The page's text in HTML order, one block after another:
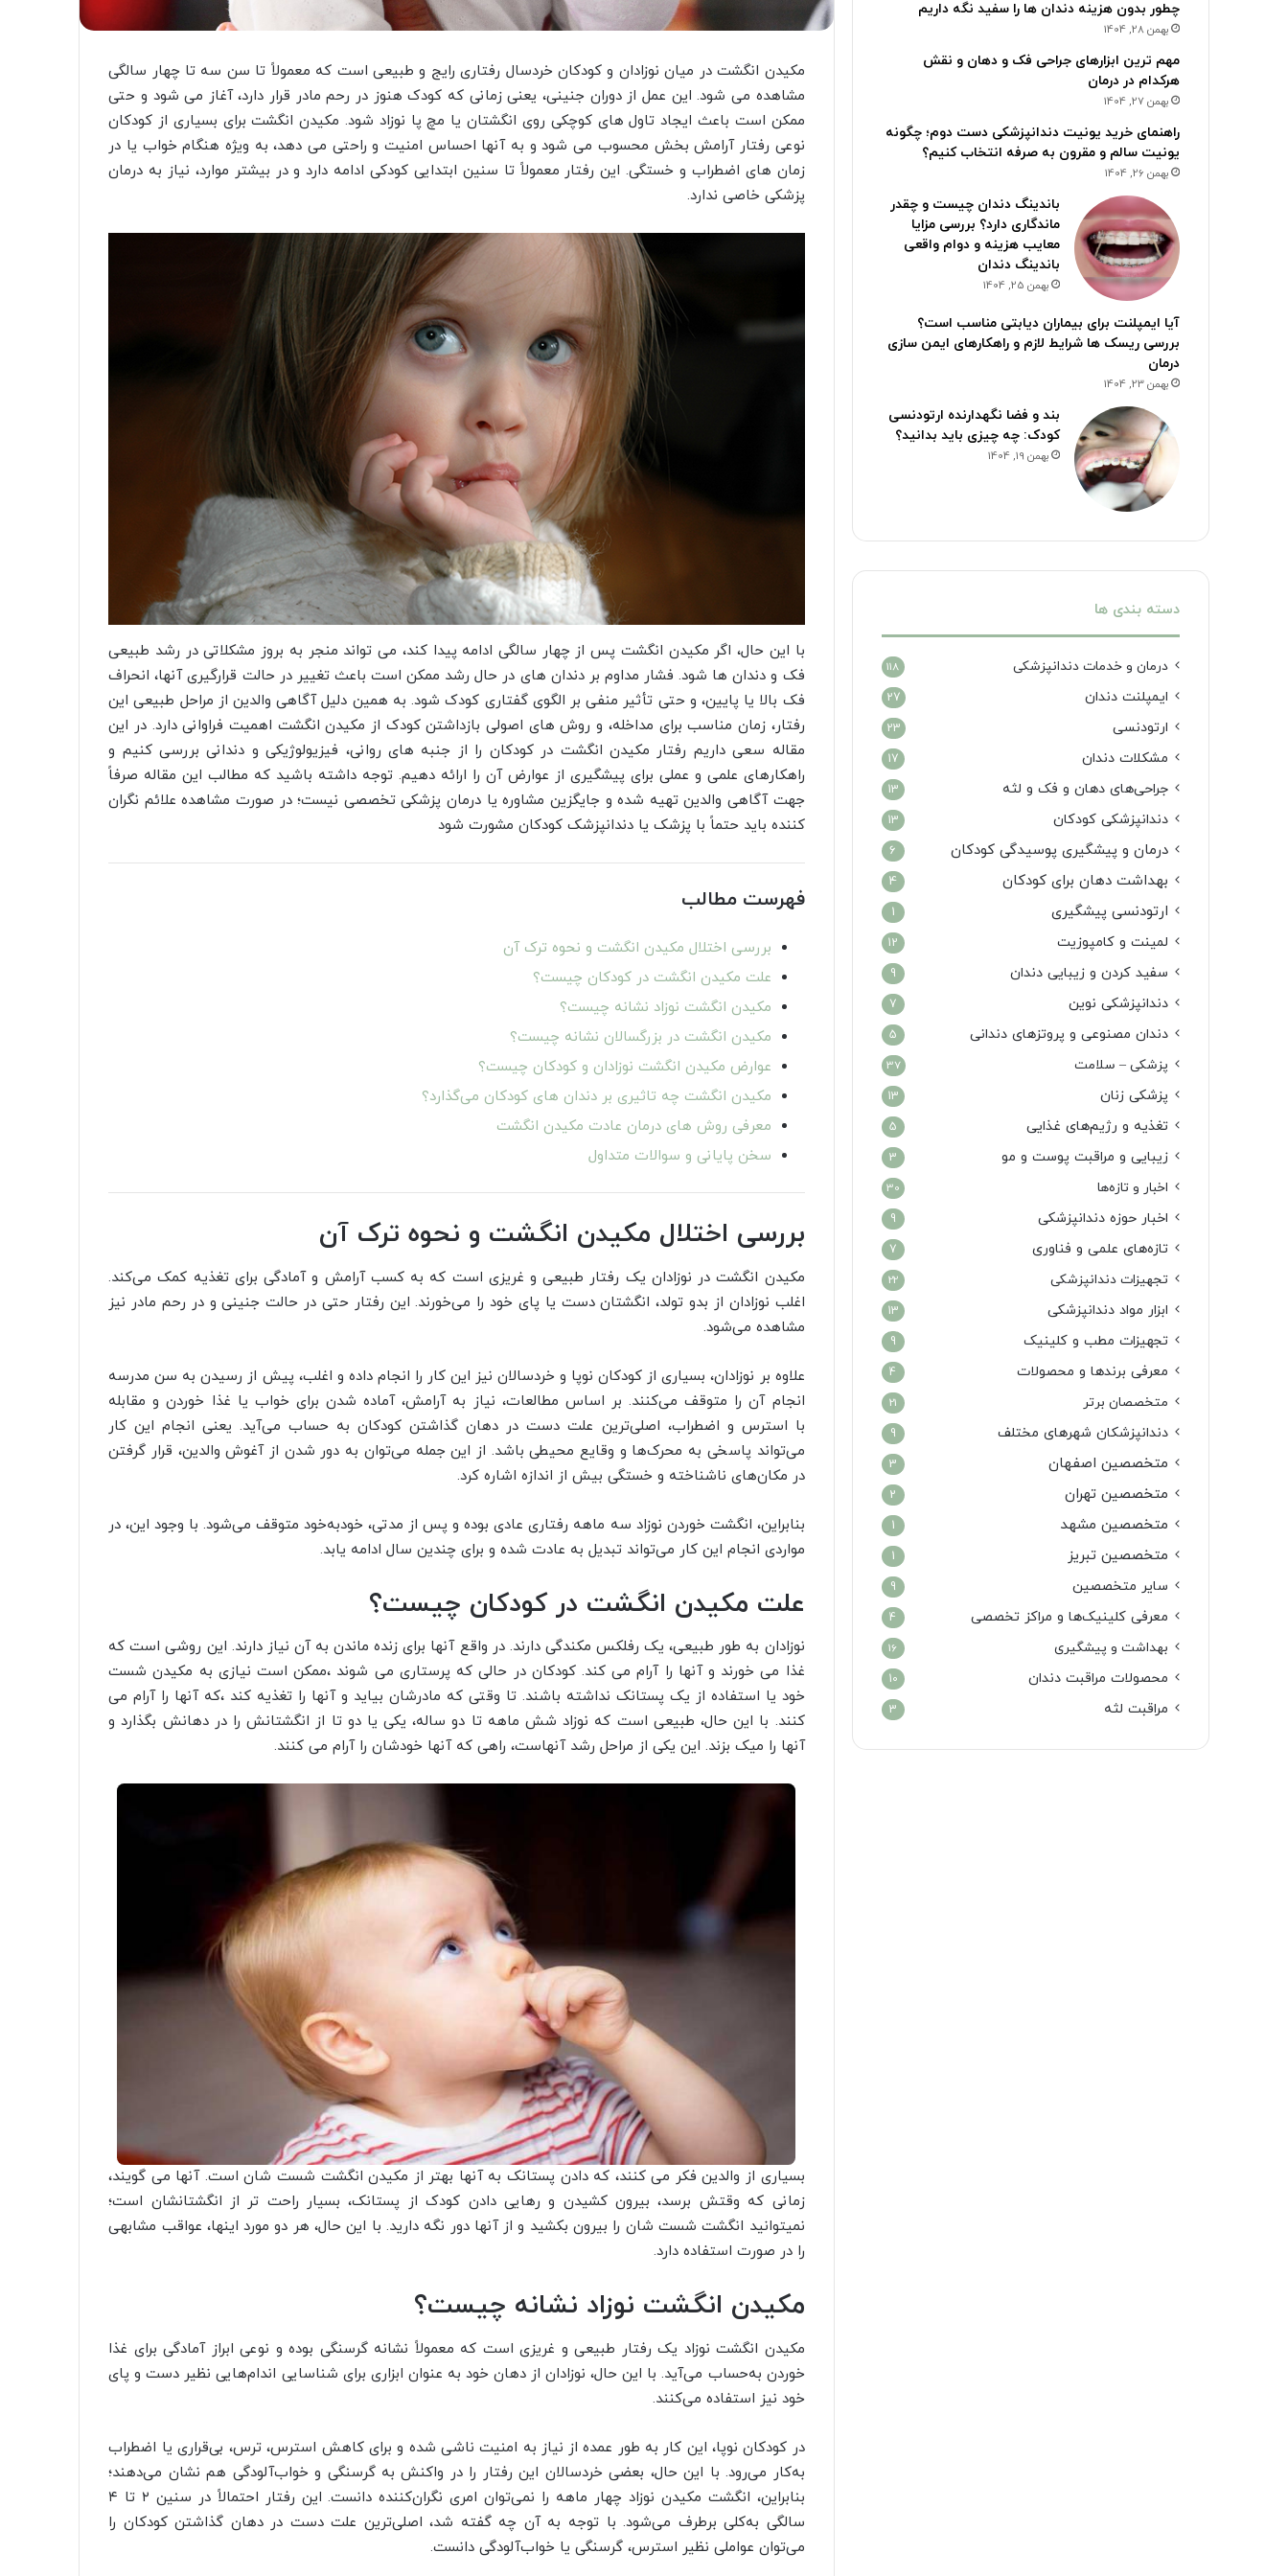
مکیدن انگشت در میان نوزادان و کودکان خردسال رفتاری رایج و طبیعی است که معمولاً تا سن سه تا چهار سالگی
مشاهده می شود. این عمل از دوران جنینی، یعنی زمانی که کودک هنوز در رحم مادر قرار دارد، آغاز می شود و حتی
ممکن است باعث ایجاد تاول های کوچکی روی انگشتان یا مچ پا نوزاد شود. مکیدن انگشت برای بسیاری از کودکان
نوعی رفتار آرامش بخش محسوب می شود و به آنها احساس امنیت و راحتی می دهد، به ویژه هنگام خواب یا در
زمان های اضطراب و خستگی. این رفتار معمولاً تا سنین ابتدایی کودکی ادامه دارد و در بیشتر موارد، نیاز به درمان
پزشکی خاصی ندارد.
با این حال، اگر مکیدن انگشت پس از چهار سالگی ادامه پیدا کند، می تواند منجر به بروز مشکلاتی در رشد طبیعی
فک و دندان ها شود. فشار مداوم بر دندان های در حال رشد ممکن است باعث تغییر در حالت قرارگیری آنها، انحراف
فک بالا یا پایین، و حتی تأثیر منفی بر الگوی گفتاری کودک شود. به همین دلیل آگاهی والدین از مراحل طبیعی این
رفتار، زمان مناسب برای مداخله، و روش های اصولی بازداشتن کودک از مکیدن انگشت اهمیت فراوانی دارد. در این
مقاله سعی داریم رفتار مکیدن انگشت در کودکان را از جنبه های روانی، فیزیولوژیکی و دندانی بررسی کنیم و
راهکارهای علمی و عملی برای پیشگیری از عوارض آن را ارائه دهیم. توجه داشته باشید که مطالب این مقاله صرفاً
جهت آگاهی والدین تهیه شده و جایگزین مشاوره یا درمان پزشکی تخصصی نیست؛ در صورت مشاهده علائم نگران
کننده باید حتماً با پزشک یا دندانپزشک کودکان مشورت شود
فهرست مطالب
بررسی اختلال مکیدن انگشت و نحوه ترک آن
علت مکیدن انگشت در کودکان چیست؟
مکیدن انگشت نوزاد نشانه چیست؟
مکیدن انگشت در بزرگسالان نشانه چیست؟
عوارض مکیدن انگشت نوزادان و کودکان چیست؟
مکیدن انگشت چه تاثیری بر دندان های کودکان می‌گذارد؟
معرفی روش های درمان عادت مکیدن انگشت
سخن پایانی و سوالات متداول
بررسی اختلال مکیدن انگشت و نحوه ترک آن
مکیدن انگشت در نوزادان یک رفتار طبیعی و غریزی است که به کسب آرامش و آمادگی برای تغذیه کمک می‌کند.
اغلب نوزادان از بدو تولد، انگشتان دست یا پای خود را می‌خورند. این رفتار حتی در حالت جنینی و در رحم مادر نیز
مشاهده می‌شود.
علاوه بر نوزادان، بسیاری از کودکان نوپا و خردسالان نیز این کار را انجام داده و اغلب، پیش از رسیدن به سن مدرسه
انجام آن را متوقف می‌کنند. بر اساس مطالعات، نیاز به آرامش، آماده شدن برای خواب یا غذا خوردن و مقابله
با استرس و اضطراب، اصلی‌ترین علت دست در دهان گذاشتن کودکان به حساب می‌آید. یعنی انجام این کار
می‌تواند پاسخی به محرک‌ها و وقایع محیطی باشد. از این جمله می‌توان به دور شدن از آغوش والدین، قرار گرفتن
در مکان‌های ناشناخته و خستگی بیش از اندازه اشاره کرد.
بنابراین، انگشت خوردن نوزاد سه ماهه رفتاری عادی بوده و پس از مدتی، خودبه‌خود متوقف می‌شود. با وجود این، در
مواردی انجام این کار می‌تواند تبدیل به عادت شده و برای چندین سال ادامه یابد.
علت مکیدن انگشت در کودکان چیست؟
نوزادان به طور طبیعی، یک رفلکس مکندگی دارند. در واقع آنها برای زنده ماندن به آن نیاز دارند. این روشی است که
غذا می خورند و آنها را آرام می کند. کودکان در حالی که پرستاری می شوند ،ممکن است نیازی به مکیدن شست
خود یا استفاده از یک پستانک نداشته باشند. تا وقتی که مادرشان بیاید و آنها را تغذیه کند ،که آنها را آرام می
کنند. با این حال، طبیعی است که نوزاد شش ماهه تا دو ساله، یکی یا دو تا از انگشتانش را در دهانش بگذارد و
آنها را میک بزند. این یکی از مراحل رشد آنهاست، راهی که آنها خودشان را آرام می کنند.
بسیاری از والدین فکر می کنند، که دادن پستانک به آنها بهتر از مکیدن انگشت شست شان است. آنها می گویند،
زمانی که وقتش برسد، بیرون کشیدن و رهایی دادن کودک از پستانک، بسیار راحت تر از انگشتانشان است؛
نمیتوانید انگشت شست شان را بیرون بکشید و از آنها دور نگه دارید. با این حال، هر دو مورد اینها، عواقب مشابهی
را در صورت استفاده دارد.
مکیدن انگشت نوزاد نشانه چیست؟
مکیدن انگشت نوزاد یک رفتار طبیعی و غریزی است که معمولاً نشانه گرسنگی بوده و نوعی ابراز آمادگی برای غذا
خوردن به‌حساب می‌آید. با این حال، نوزادان از دهان خود به عنوان ابزاری برای شناسایی اندام‌هایی نظیر دست و پای
خود نیز استفاده می‌کنند.
در کودکان نوپا، این کار به طور عمده از نیاز به امنیت ناشی شده و برای کاهش استرس، ترس، بی‌قراری یا اضطراب
به‌کار می‌رود. با این حال، بعضی خردسالان این رفتار را در واکنش به گرسنگی و خواب‌آلودگی هم نشان می‌دهند؛
بنابراین، انگشت مکیدن نوزاد چهار ماهه را نمی‌توان امری نگران‌کننده دانست. این رفتار احتمالاً در سنین ۲ تا ۴
سالگی به‌کلی برطرف می‌شود. با توجه به آن چه گفته شد، اصلی‌ترین علت دست در دهان گذاشتن کودکان را
می‌توان عواملی نظیر استرس، گرسنگی یا خواب‌آلودگی دانست.
چطور بدون هزینه دندان ها را سفید نگه داریم
بهمن 28, 1404
مهم ترین ابزارهای جراحی فک و دهان و نقش
هرکدام در درمان
بهمن 27, 1404
راهنمای خرید یونیت دندانپزشکی دست دوم؛ چگونه
یونیت سالم و مقرون به صرفه انتخاب کنیم؟
بهمن 26, 1404
باندینگ دندان چیست و چقدر
ماندگاری دارد؟ بررسی مزایا
معایب هزینه و دوام واقعی
باندینگ دندان
بهمن 25, 1404
آیا ایمپلنت برای بیماران دیابتی مناسب است؟
بررسی ریسک ها شرایط لازم و راهکارهای ایمن سازی
درمان
بهمن 23, 1404
بند و فضا نگهدارنده ارتودنسی
کودک: چه چیزی باید بدانید؟
بهمن 19, 1404
دسته بندی ها
درمان‌ و خدمات دندانپزشکی 118
ایمپلنت دندان 27
ارتودنسی 23
مشکلات دندان 17
جراحی‌های دهان و فک و لثه 13
دندانپزشکی کودکان 13
درمان و پیشگیری پوسیدگی کودکان 6
بهداشت دهان برای کودکان 4
ارتودنسی پیشگیری 1
لمینت و کامپوزیت 12
سفید کردن و زیبایی دندان 9
دندانپزشکی نوین 7
دندان مصنوعی و پروتزهای دندانی 5
پزشکی – سلامت 37
پزشکی زنان 13
تغذیه و رژیم‌های غذایی 5
زیبایی و مراقبت پوست و مو 3
اخبار و تازه‌ها 30
اخبار حوزه دندانپزشکی 9
تازه‌های علمی و فناوری 7
تجهیزات دندانپزشکی 22
ابزار مواد دندانپزشکی 13
تجهیزات مطب و کلینیک 9
معرفی برندها و محصولات 4
متخصصان برتر 21
دندانپزشکان شهرهای مختلف 9
متخصصین اصفهان 3
متخصصین تهران 2
متخصصین مشهد 1
متخصصین تبریز 1
سایر متخصصین 9
معرفی کلینیک‌ها و مراکز تخصصی 4
بهداشت و پیشگیری 16
محصولات مراقبت دندان 10
مراقبت لثه 3